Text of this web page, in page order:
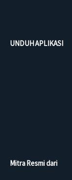
UNDUH APLIKASI
Mitra Resmi dari